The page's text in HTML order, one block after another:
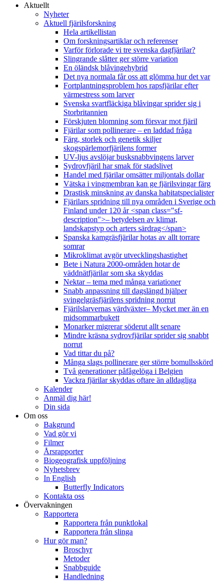
Aktuellt
Nyheter
Aktuell fjärilsforskning
Hela artikellistan
Om forskningsartiklar och referenser
Varför förlorade vi tre svenska dagfjärilar?
Slingrande slåtter ger större variation
En öländsk blåvingehybrid
Det nya normala får oss att glömma hur det var
Fortplantningsproblem hos rapsfjärilar efter
värmestress som larver
Svenska svartfläckiga blåvingar sprider sig i
Storbritannien
Förskjuten blomning som försvar mot fjäril
Fjärilar som pollinerare – en laddad fråga
Färg, storlek och genetik skiljer
skogspärlemorfjärilens former
UV-ljus avslöjar busksnabbvingens larver
Sydrovfjäril har smak för stadslivet
Handel med fjärilar omsätter miljontals dollar
Vätska i vingmembran kan ge fjärilsvingar färg
Drastisk minskning av danska habitatspecialister
Fjärilars spridning till nya områden i Sverige och
Finland under 120 år <span class="sf-
description">– betydelsen av klimat,
landskapstyp och arters särdrag</span>
Spanska kamgräsfjärilar hotas av allt torrare
somrar
Mikroklimat avgör utvecklingshastighet
Bete i Natura 2000-områden hotar de
väddnätfjärilar som ska skyddas
Nektar – tema med många variationer
Snabb anpassning till dagslängd hjälper
svingelgräsfjärilens spridning norrut
Fjärilslarvernas värdväxter– Mycket mer än en
midsommarbukett
Monarker migrerar söderut allt senare
Mindre kräsna sydrovfjärilar sprider sig snabbt
norrut
Vad tittar du på?
Många slags pollinerare ger större bomullsskörd
Två generationer påfågelöga i Belgien
Vackra fjärilar skyddas oftare än alldagliga
Kalender
Anmäl dig här!
Din sida
Om oss
Bakgrund
Vad gör vi
Filmer
Årsrapporter
Biogeografisk uppföljning
Nyhetsbrev
In English
Butterfly Indicators
Kontakta oss
Övervakningen
Rapportera
Rapportera från punktlokal
Rapportera från slinga
Hur gör man?
Broschyr
Metoder
Snabbguide
Handledning